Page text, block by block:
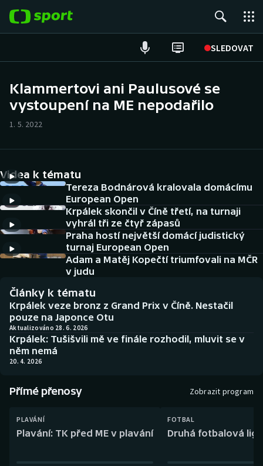
SLEDOVAT
Hokej
Cyklistika
DALŠÍ SPORTY
Americký fotbal
Baseball a softbal
Basketbal
Biatlon
Boby a skeleton
Box
Curling
NEPŘEHLÉDNĚTE
Historické návraty
Aplikace ČT sport
AZ kvíz
Klammertovi ani Paulusové se
vystoupení na ME nepodařilo
1. 5. 2022
Videa k tématu
Tereza Bodnárová kralovala domácímu
European Open
Krpálek skončil v Číně třetí, na turnaji
vyhrál tři ze čtyř zápasů
Praha hostí největší domácí judistický
turnaj European Open
Adam a Matěj Kopečtí triumfovali na MČR
v judu
Články k tématu
Krpálek veze bronz z Grand Prix v Číně. Nestačil
pouze na Japonce Otu
Aktualizováno 28. 6. 2026
Krpálek: Tušišvili mě ve finále rozhodil, mluvit se v
něm nemá
20. 4. 2026
Přímé přenosy Zobrazit program
PLAVÁNÍ
Plavání: TK před ME v plavání
FOTBAL
Druhá fotbalová